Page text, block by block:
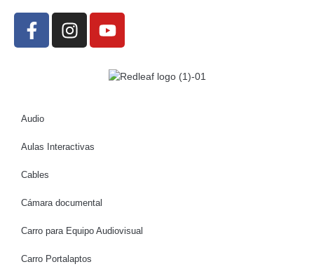
Audio
Aulas Interactivas
Cables
Cámara documental
Carro para Equipo Audiovisual
Carro Portalaptos